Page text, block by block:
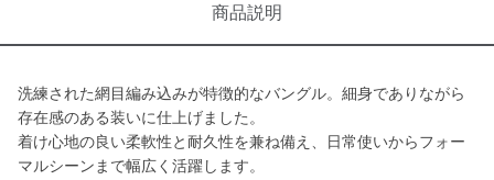
商品説明
洗練された網目編み込みが特徴的なバングル。細身でありながら
存在感のある装いに仕上げました。
着け心地の良い柔軟性と耐久性を兼ね備え、日常使いからフォー
マルシーンまで幅広く活躍します。